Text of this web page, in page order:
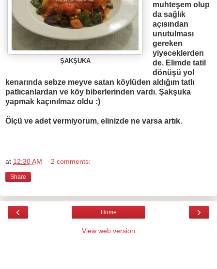
ŞAKŞUKA
muhteşem olup
da sağ ık
açısından
unutulması
gereken
yiyeceklerden
de. Elimde tatil
dönüşü yol
kenarında sebze meyve satan köylüden aldığım tatlı
patlıcanlardan ve köy biberlerinden vardı. Şakşuka
yapmak kaçınılmaz oldu :)
Ölçü ve adet vermiyorum, elinizde ne varsa artık.
at 12:30 AM 2 comments:
Share
‹ ›
Home
View web version